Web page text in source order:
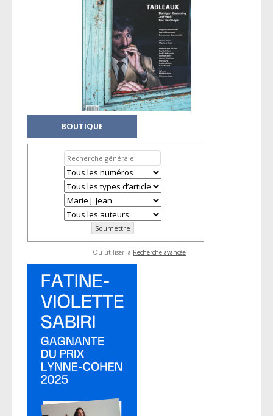
BOUTIQUE
Ou utiliser la Recherche avancée